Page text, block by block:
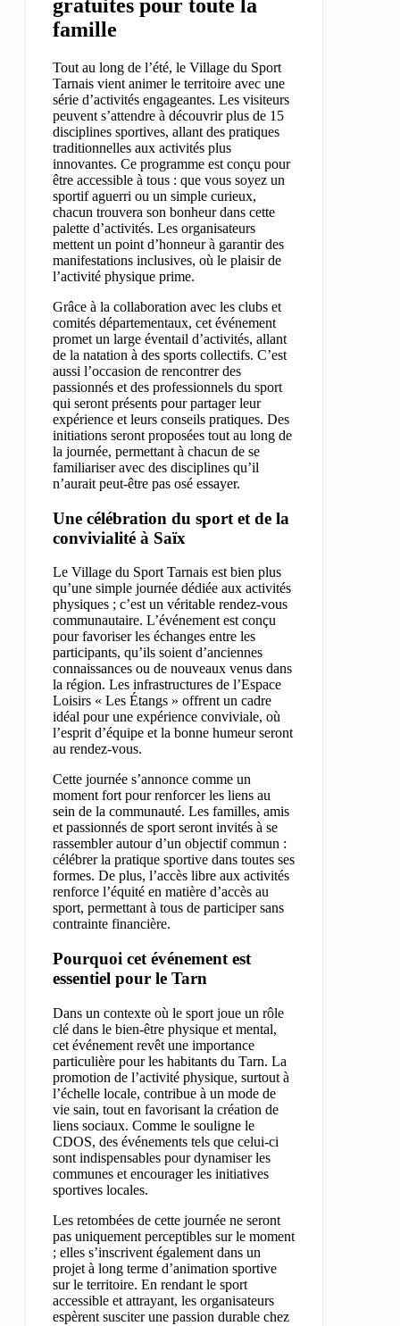
gratuites pour toute la
famille
Tout au long de l’été, le Village du Sport
Tarnais vient animer le territoire avec une
série d’activités engageantes. Les visiteurs
peuvent s’attendre à découvrir plus de 15
disciplines sportives, allant des pratiques
traditionnelles aux activités plus
innovantes. Ce programme est conçu pour
être accessible à tous : que vous soyez un
sportif aguerri ou un simple curieux,
chacun trouvera son bonheur dans cette
palette d’activités. Les organisateurs
mettent un point d’honneur à garantir des
manifestations inclusives, où le plaisir de
l’activité physique prime.
Grâce à la collaboration avec les clubs et
comités départementaux, cet événement
promet un large éventail d’activités, allant
de la natation à des sports collectifs. C’est
aussi l’occasion de rencontrer des
passionnés et des professionnels du sport
qui seront présents pour partager leur
expérience et leurs conseils pratiques. Des
initiations seront proposées tout au long de
la journée, permettant à chacun de se
familiariser avec des disciplines qu’il
n’aurait peut-être pas osé essayer.
Une célébration du sport et de la
convivialité à Saïx
Le Village du Sport Tarnais est bien plus
qu’une simple journée dédiée aux activités
physiques ; c’est un véritable rendez-vous
communautaire. L’événement est conçu
pour favoriser les échanges entre les
participants, qu’ils soient d’anciennes
connaissances ou de nouveaux venus dans
la région. Les infrastructures de l’Espace
Loisirs « Les Étangs » offrent un cadre
idéal pour une expérience conviviale, où
l’esprit d’équipe et la bonne humeur seront
au rendez-vous.
Cette journée s’annonce comme un
moment fort pour renforcer les liens au
sein de la communauté. Les familles, amis
et passionnés de sport seront invités à se
rassembler autour d’un objectif commun :
célébrer la pratique sportive dans toutes ses
formes. De plus, l’accès libre aux activités
renforce l’équité en matière d’accès au
sport, permettant à tous de participer sans
contrainte financière.
Pourquoi cet événement est
essentiel pour le Tarn
Dans un contexte où le sport joue un rôle
clé dans le bien-être physique et mental,
cet événement revêt une importance
particulière pour les habitants du Tarn. La
promotion de l’activité physique, surtout à
l’échelle locale, contribue à un mode de
vie sain, tout en favorisant la création de
liens sociaux. Comme le souligne le
CDOS, des événements tels que celui-ci
sont indispensables pour dynamiser les
communes et encourager les initiatives
sportives locales.
Les retombées de cette journée ne seront
pas uniquement perceptibles sur le moment
; elles s’inscrivent également dans un
projet à long terme d’animation sportive
sur le territoire. En rendant le sport
accessible et attrayant, les organisateurs
espèrent susciter une passion durable chez